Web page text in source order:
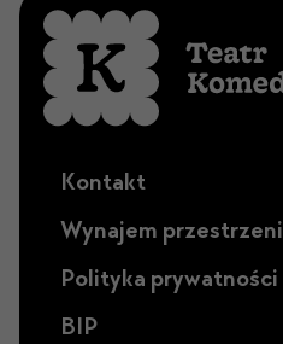
Kontakt
Wynajem przestrzeni
Polityka prywatności
BIP